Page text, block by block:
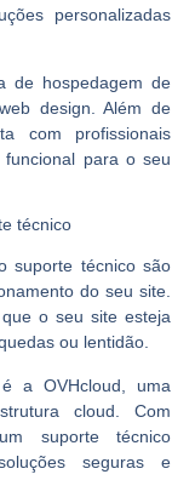
personalizadas
de hospedagem de
design. Além de
com profissionais
para o seu
técnico
suporte técnico são
do seu site.
o seu site esteja
ou lentidão.
a OVHcloud, uma
cloud. Com
suporte técnico
seguras e